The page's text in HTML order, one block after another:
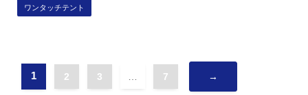
ワンタッチテント
1 2 3 7 →